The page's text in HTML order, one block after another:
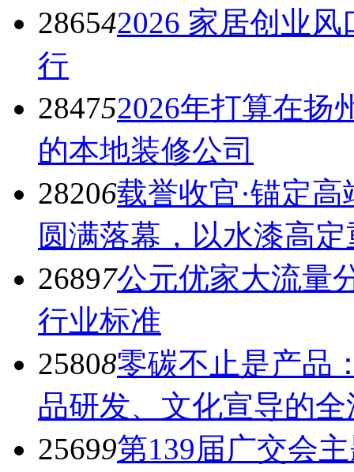
286542026 家居创业
行
284752026年打算在扬
的本地装修公司
28206载誉收官·锚定
圆满落幕，以水漆高
26897公元优家大流量
行业标准
25808零碳不止是产品
品研发、文化宣导的
25699第139届广交会